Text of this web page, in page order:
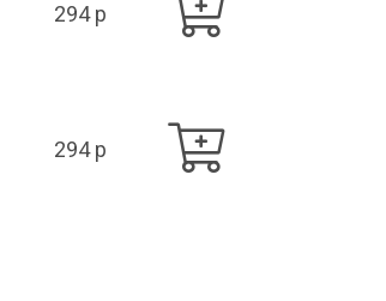
294 p
294 p